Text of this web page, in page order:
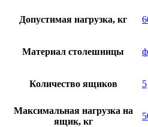
Допустимая нагрузка, кг
Материал столешницы
Количество ящиков 5
Максимальная нагрузка на
ящик, кг